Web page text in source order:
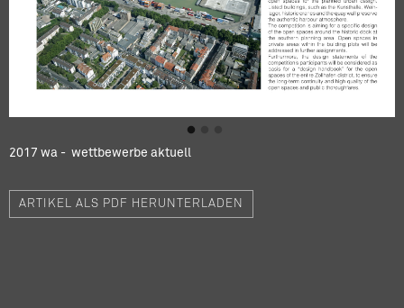
2017 wa - wettbewerbe aktuell
ARTIKEL ALS PDF HERUNTERLADEN